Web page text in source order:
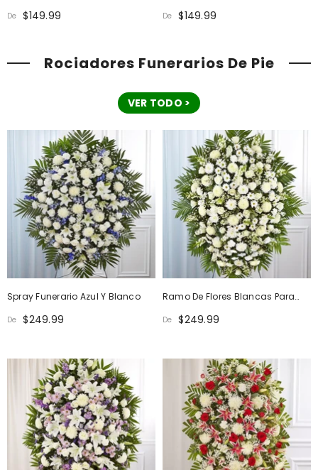
Blanca De Heartfelt Sympathies
De $149.99
Sympathies Lavanda Y Blanco
De $149.99
Rociadores Funerarios De Pie
VER TODO >
Spray Funerario Azul Y Blanco
De $249.99
Ramo De Flores Blancas Para
Funerales
De $249.99